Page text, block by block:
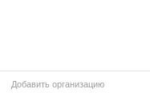
Добавить организацию